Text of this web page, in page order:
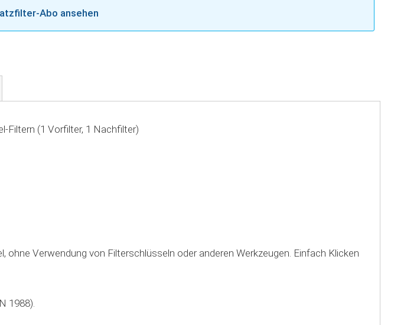
Abo ansehen
Filtern (1 Vorfilter, 1 Nachfilter)
Verwendung von Filterschlüsseln oder anderen Werkzeugen. Einfach Klicken
1988).